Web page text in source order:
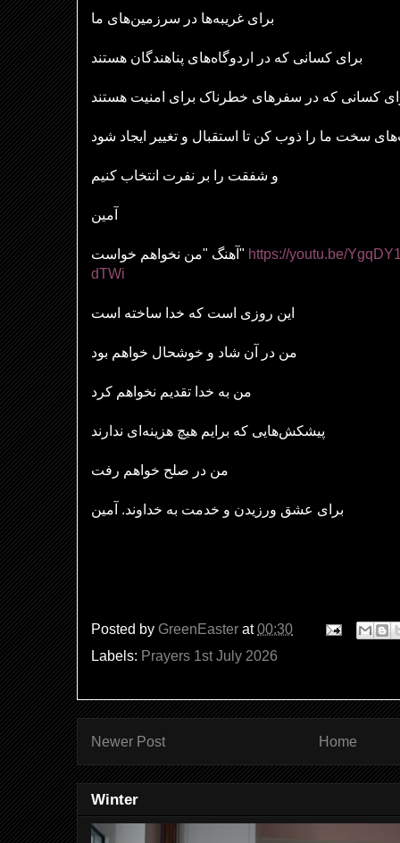
برای غریبهها در سرزمینهای ما
برای کسانی که در اردوگاه‌های پناهندگان هستند
کسانی که در سفرهای خطرناک برای امنیت هستند
های سخت ما را ذوب کن تا استقبال و تغییر ایجاد شود
و شفقت را بر نفرت انتخاب کنیم
آمین
آهنگ "من نخواهم خواست" https://youtu.be/
dTWi
این روزی است که خدا ساخته است
من در آن شاد و خوشحال خواهم بود
من به خدا تقدیم نخواهم کرد
پیشکشهایی که برایم هیچ هزینه ای ندارند
من در صلح خواهم رفت
برای عشق ورزیدن و خدمت به خداوند. آمین
Posted by GreenEaster at00:30
Labels: Prayers 1st July 2026
Newer Post Home
Winter